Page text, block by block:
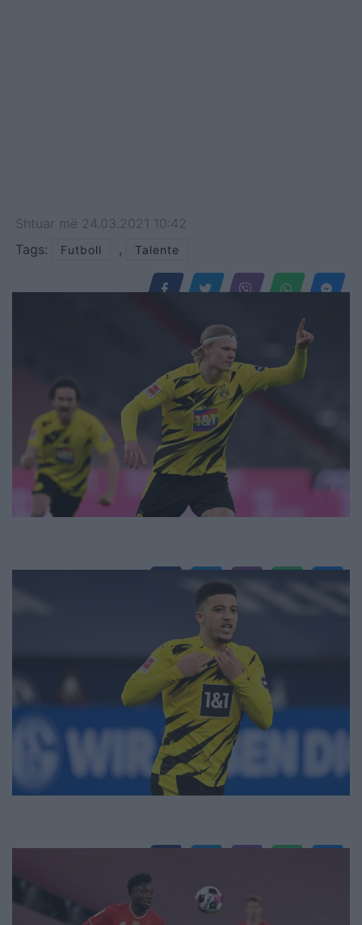
Shtuar më 24.03.2021 10:42
Tags:
Futboll , Talente